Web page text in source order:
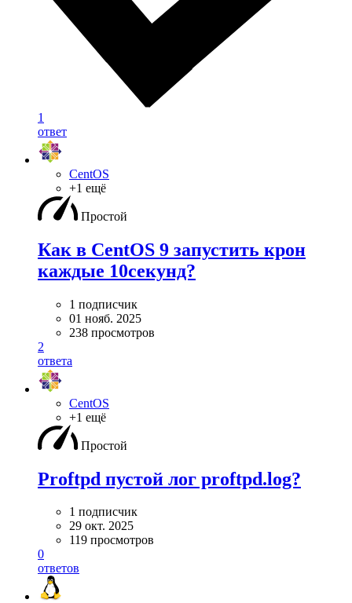
1
ответ
CentOS
+1 ещё
Простой
Как в CentOS 9 запустить крон
каждые 10секунд?
1 подписчик
01 нояб. 2025
238 просмотров
2
ответа
CentOS
+1 ещё
Простой
Proftpd пустой лог proftpd.log?
1 подписчик
29 окт. 2025
119 просмотров
0
ответов